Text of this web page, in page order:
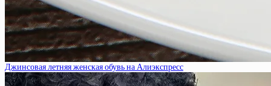
Джинсовая летняя женская обувь на Алиэкспресс